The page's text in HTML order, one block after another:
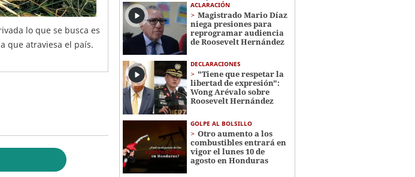
lo que se busca es
que atraviesa el país.
ACLARACIÓN
Magistrado Mario Díaz
niega presiones para
reprogramar audiencia
de Roosevelt Hernández
DECLARACIONES
"Tiene que respetar la
libertad de expresión":
Wong Arévalo sobre
Roosevelt Hernández
GOLPE AL BOLSILLO
Otro aumento a los
combustibles entrará en
vigor el lunes 10 de
agosto en Honduras